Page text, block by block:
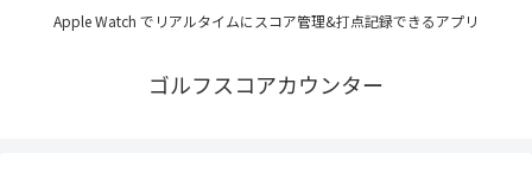
Apple Watch でリアルタイムにスコア管理&打点記録できるアプリ
ゴルフスコアカウンター